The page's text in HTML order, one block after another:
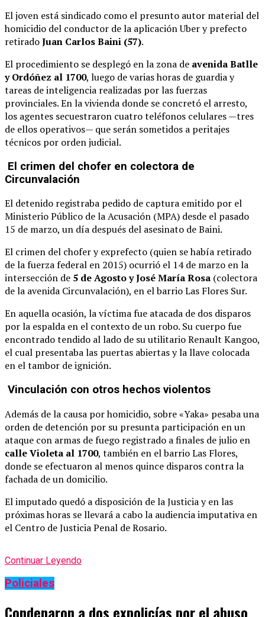
El joven está sindicado como el presunto autor material del
homicidio del conductor de la aplicación Uber y prefecto
retiradoJuan Carlos Baini (57).
El procedimiento se desplegó en la zona de avenida Batlle
y Ordóñez al 1700, luego de varias horas de guardia y
tareas de inteligencia realizadas por las fuerzas
provinciales. En la vivienda donde se concretó el arresto,
los agentes secuestraron cuatro teléfonos celulares —tres
de ellos operativos— que serán sometidos a peritajes
técnicos por orden judicial.
El crimen del chofer en colectora de
Circunvalación
El detenido registraba pedido de captura emitido por el
Ministerio Público de la Acusación (MPA) desde el pasado
15 de marzo, un día después del asesinato de Baini.
El crimen del chofer y exprefecto (quien se había retirado
de la fuerza federal en 2015) ocurrió el 14 de marzo en la
intersección de 5 de Agosto y José María Rosa (colectora
de la avenida Circunvalación), en el barrio Las Flores Sur.
En aquella ocasión, la víctima fue atacada de dos disparos
por la espalda en el contexto de un robo. Su cuerpo fue
encontrado tendido al lado de su utilitario Renault Kangoo,
el cual presentaba las puertas abiertas y la llave colocada
en el tambor de ignición.
Vinculación con otros hechos violentos
Además de la causa por homicidio, sobre «Yaka» pesaba una
orden de detención por su presunta participación en un
ataque con armas de fuego registrado a finales de julio en
calle Violeta al 1700, también en el barrio Las Flores,
donde se efectuaron al menos quince disparos contra la
fachada de un domicilio.
El imputado quedó a disposición de la Justicia y en las
próximas horas se llevará a cabo la audiencia imputativa en
el Centro de Justicia Penal de Rosario.
Continuar Leyendo
Policiales
Condenaron a dos expolicías por el abuso